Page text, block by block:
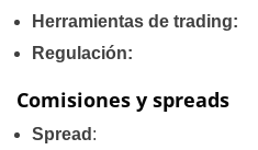
Herramientas de trading:
Regulación:
Comisiones y spreads
Spread :